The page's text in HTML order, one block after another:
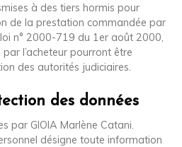
à des tiers hormis pour
de la prestation commandée par
n° 2000-719 du 1er août 2000,
l’acheteur pourront être
des autorités judiciaires.
des données
par GIOIA Marlène Catani.
désigne toute information